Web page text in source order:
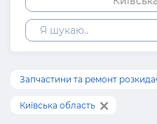
Запчастини та ремонт
Київська область